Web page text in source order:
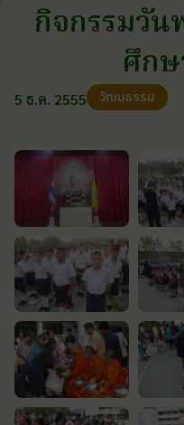
กิจกรรมวัน
ศึกษ
5 ธ.ค. 2555 วัฒนธรรม